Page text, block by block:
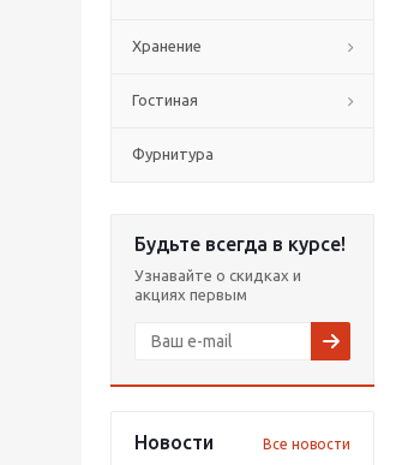
Хранение
Гостиная
Фурнитура
Будьте всегда в курсе!
Узнавайте о скидках и
акциях первым
Новости Все новости